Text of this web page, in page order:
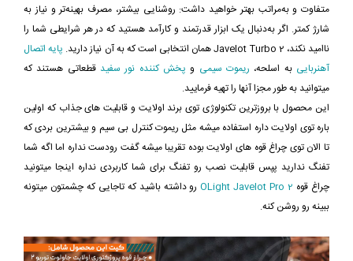
متفاوت و به‌مراتب بهتر خواهید داشت: روشنایی بیشتر، مصرف بهینه‌تر و نیاز به
شارژ کمتر. اگر به‌دنبال یک ابزار قدرتمند و کارآمد هستید که در هر شرایطی شما را
ناامید نکند، Javelot Turbo 2 همان انتخابی است که به آن نیاز دارید.
پایه اتصال
آهنربایی به اسلحه، ریموت سیمی و پخش کننده نور سفید قطعاتی هستند که
میتوانید به طور مجزا آنها را تهیه فرمایید.
این محصول با بروزترین تکنولوژی توی برند اولایت و قابلیت های جذاب که اولین
باره توی اولایت داره استفاده میشه مثل ریموت کنترل بی سیم و بیشترین بردی که
تا الان توی چراغ قوه های اولایت بوده تقریبا میشه گفت رودست نداره اما اگه شما
تفنگ ندارید پپس قابلیت نصب رو تفنگ برای شما کاربردی نداره اینجا میتونید
چراغ قوه OLight Javelot Pro 2رو داشته باشید که تاجایی که چشمتون میتونه
ببینه رو روشن کنه.